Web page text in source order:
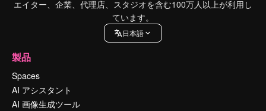
エイター、企業、代理店、スタジオを含む100万人以上が利用し
ています。
日本語
製品
Spaces
AI アシスタント
AI 画像生成ツール